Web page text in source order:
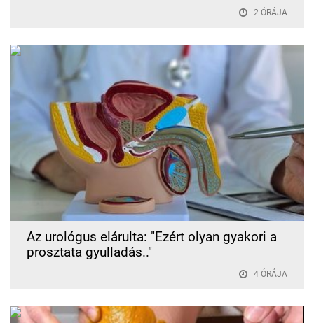
2 ÓRÁJA
Az urológus elárulta: "Ezért olyan gyakori a
prosztata gyulladás.."
4 ÓRÁJA